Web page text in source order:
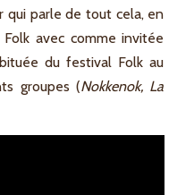
qui parle de tout cela, en
avec comme invitée
du festival Folk au
groupes (Nokkenok, La